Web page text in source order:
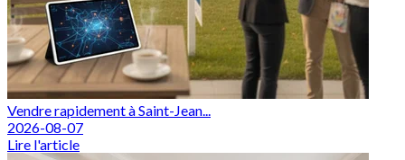
Vendre rapidement à Saint-Jean...
2026-08-07
Lire l'article